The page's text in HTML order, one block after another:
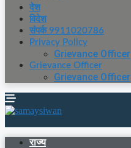
देश
विदेश
संपर्क 9911020786
Privacy Policy
Grievance Officer
Grievance Officer
Grievance Officer
राज्य